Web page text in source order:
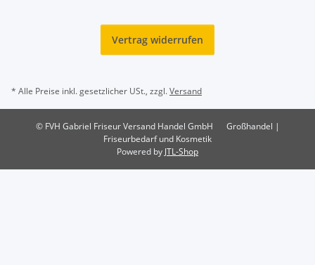
Vertrag widerrufen
* Alle Preise inkl. gesetzlicher USt., zzgl.Versand
© FVH Gabriel Friseur Versand Handel GmbH
Großhandel |
Friseurbedarf und Kosmetik
Powered by JTL-Shop